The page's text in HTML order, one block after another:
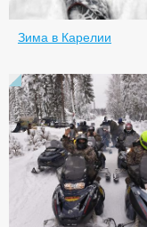
Зима в Карелии